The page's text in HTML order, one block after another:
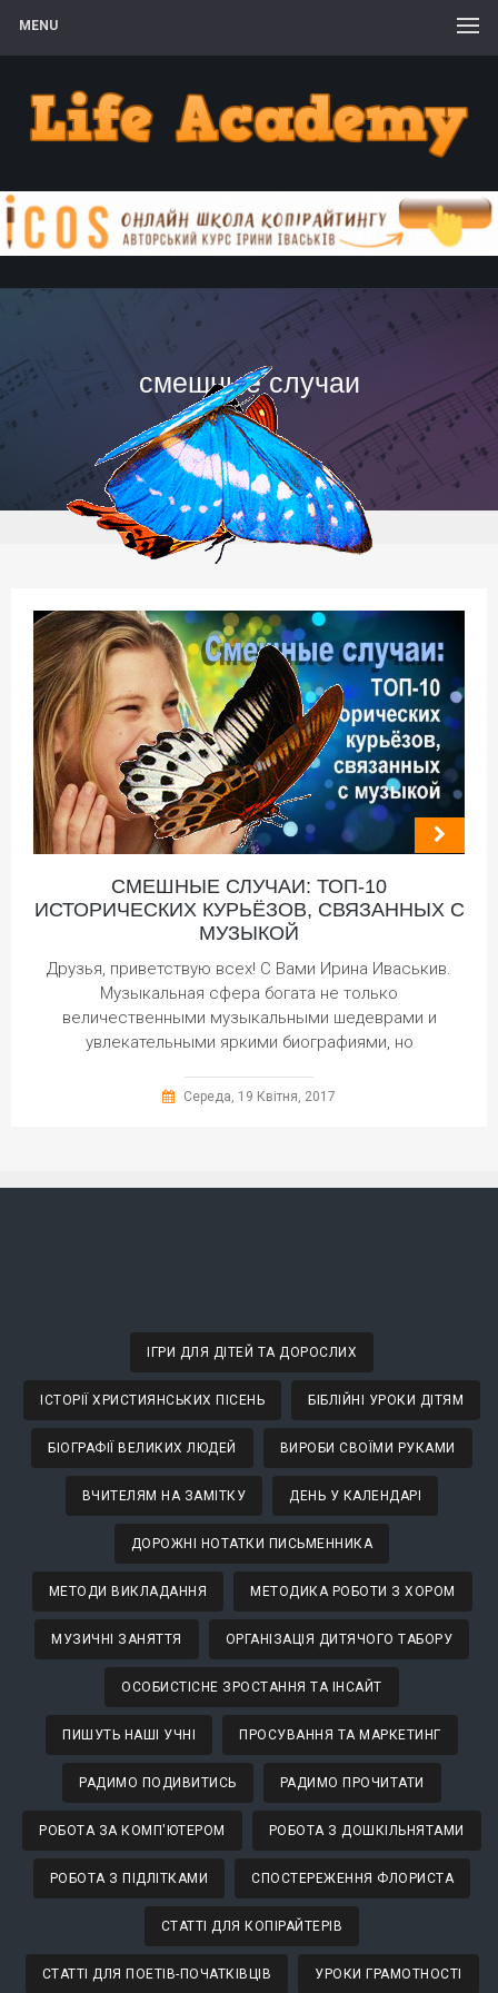
MENU
смешные случаи
СМЕШНЫЕ СЛУЧАИ: ТОП-10
ИСТОРИЧЕСКИХ КУРЬЁЗОВ, СВЯЗАННЫХ С
МУЗЫКОЙ
Друзья, приветствую всех! С Вами Ирина Иваськив.
Музыкальная сфера богата не только
величественными музыкальными шедеврами и
увлекательными яркими биографиями, но
Середа, 19 Квітня, 2017
ІГРИ ДЛЯ ДІТЕЙ ТА ДОРОСЛИХ
ІСТОРІЇ ХРИСТИЯНСЬКИХ ПІСЕНЬ БІБЛІЙНІ УРОКИ ДІТЯМ
БІОГРАФІЇ ВЕЛИКИХ ЛЮДЕЙ ВИРОБИ СВОЇМИ РУКАМИ
ВЧИТЕЛЯМ НА ЗАМІТКУ ДЕНЬ У КАЛЕНДАРІ
ДОРОЖНІ НОТАТКИ ПИСЬМЕННИКА
МЕТОДИ ВИКЛАДАННЯ МЕТОДИКА РОБОТИ З ХОРОМ
МУЗИЧНІ ЗАНЯТТЯ ОРГАНІЗАЦІЯ ДИТЯЧОГО ТАБОРУ
ОСОБИСТІСНЕ ЗРОСТАННЯ ТА ІНСАЙТ
ПИШУТЬ НАШІ УЧНІ ПРОСУВАННЯ ТА МАРКЕТИНГ
РАДИМО ПОДИВИТИСЬ РАДИМО ПРОЧИТАТИ
РОБОТА ЗА КОМП'ЮТЕРОМ РОБОТА З ДОШКІЛЬНЯТАМИ
РОБОТА З ПІДЛІТКАМИ СПОСТЕРЕЖЕННЯ ФЛОРИСТА
СТАТТІ ДЛЯ КОПІРАЙТЕРІВ
СТАТТІ ДЛЯ ПОЕТІВ-ПОЧАТКІВЦІВ УРОКИ ГРАМОТНОСТІ